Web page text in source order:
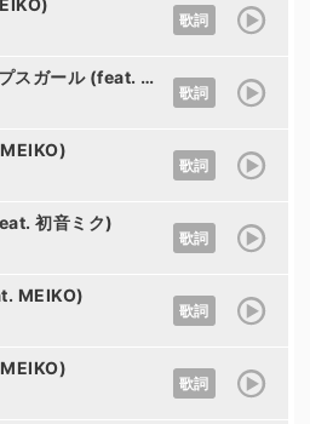
歌詞
ポストアポカリプスガール (feat. MEIKO)
歌詞
歌詞
初音ミク)
歌詞
MEIKO)
歌詞
歌詞